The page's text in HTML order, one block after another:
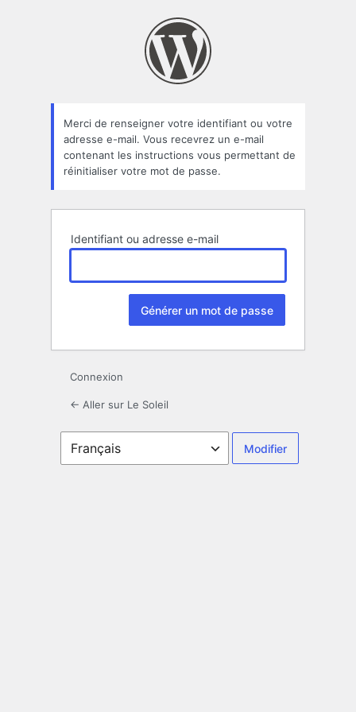
oublié
Merci de renseigner votre identifiant ou votre
adresse e-mail. Vous recevrez un e-mail
contenant les instructions vous permettant de
réinitialiser votre mot de passe.
Identifiant ou adresse e-mail
Connexion
← Aller sur Le Soleil
Langue